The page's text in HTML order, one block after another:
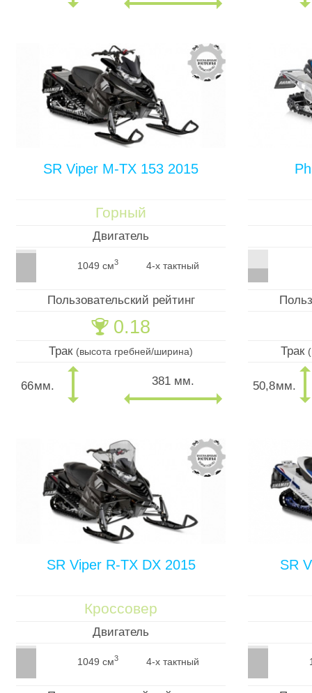
SR Viper M-TX 153 2015
Горный
Двигатель
1049 см3 4-х тактный
Пользовательский рейтинг
🏆 0.18
Трак (высота гребней/ширина)
66мм. 381 мм.
Трак
50,8мм.
SR Viper R-TX DX 2015
Кроссовер
Двигатель
1049 см3 4-х тактный
SR